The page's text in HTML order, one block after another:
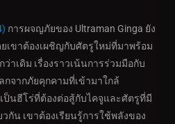
การผจญภัยของ Ultraman Ginga ยัง
เขาต้องเผชิญกับศัตรูใหม่ที่มาพร้อม
าเดิม เรื่องราวเน้นการร่วมมือกับ
กจากภัยคุกคามที่เข้ามาใกล้
เป็นฮีโร่ที่ต้องต่อสู้กับไคจูและศัตรูที่มี
กัน เขาต้องเรียนรู้การใช้พลังของ